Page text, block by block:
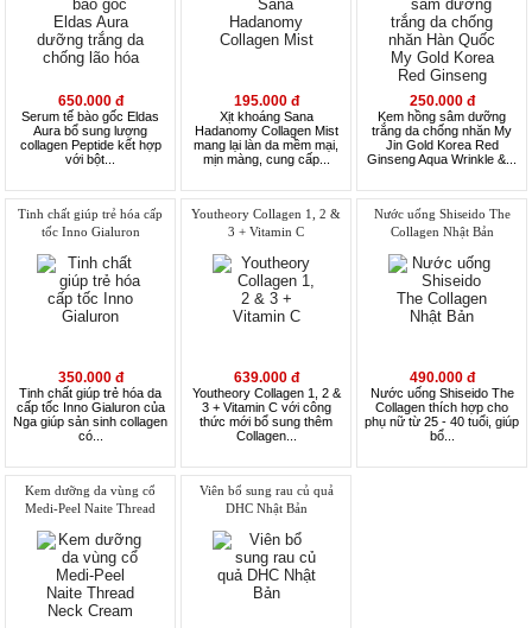
650.000 đ
Serum tế bào gốc Eldas
Aura bổ sung lượng
collagen Peptide kết hợp
với bột...
195.000 đ
Xịt khoáng Sana
Hadanomy Collagen Mist
mang lại làn da mềm mại,
mịn màng, cung cấp...
250.000 đ
Kem hồng sâm dưỡng
trắng da chống nhăn My
Jin Gold Korea Red
Ginseng Aqua Wrinkle &...
Tinh chất giúp trẻ hóa cấp
tốc Inno Gialuron
350.000 đ
Tinh chất giúp trẻ hóa da
cấp tốc Inno Gialuron của
Nga giúp sản sinh collagen
có...
Youtheory Collagen 1, 2 &
3 + Vitamin C
639.000 đ
Youtheory Collagen 1, 2 &
3 + Vitamin C với công
thức mới bổ sung thêm
Collagen...
Nước uống Shiseido The
Collagen Nhật Bản
490.000 đ
Nước uống Shiseido The
Collagen thích hợp cho
phụ nữ từ 25 - 40 tuổi, giúp
bổ...
Kem dưỡng da vùng cổ
Medi-Peel Naite Thread
Viên bổ sung rau củ quả
DHC Nhật Bản